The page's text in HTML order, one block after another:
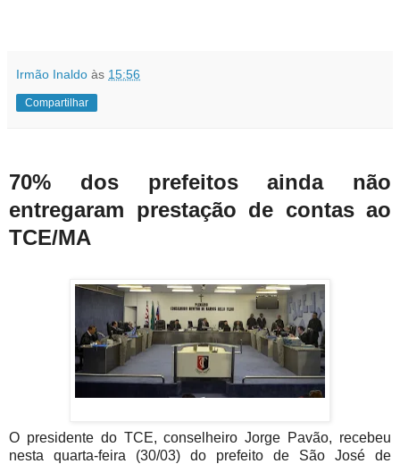
Irmão Inaldo às 15:56
Compartilhar
70% dos prefeitos ainda não
entregaram prestação de contas ao
TCE/MA
O presidente do TCE, conselheiro Jorge Pavão, recebeu
nesta quarta-feira (30/03) do prefeito de São José de